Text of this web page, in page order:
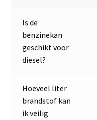
Is de
benzinekan
geschikt voor
diesel?
Hoeveel liter
brandstof kan
ik veilig